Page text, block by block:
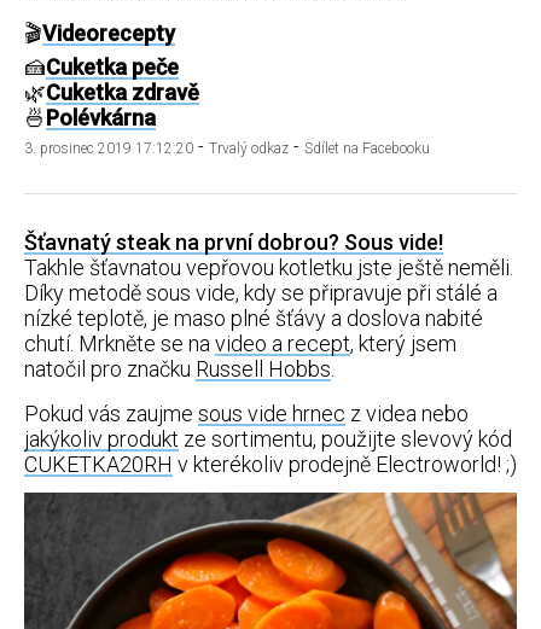
🎬Videorecepty
🍰Cuketka peče
🌿Cuketka zdravě
🍜Polévkárna
3. prosinec 2019 17:12:20 - Trvalý odkaz - Sdílet na Facebooku
Šťavnatý steak na první dobrou? Sous vide!
Takhle šťavnatou vepřovou kotletku jste ještě neměli.
Díky metodě sous vide, kdy se připravuje při stálé a
nízké teplotě, je maso plné šťávy a doslova nabité
chutí. Mrkněte se na video a recept, který jsem
natočil pro značku Russell Hobbs
Pokud vás zaujme sous vide hrnec z videa nebo
jakýkoliv produkt ze sortimentu, použijte slevový kód
CUKETKA20RH v kterékoliv prodejně Electroworld! ;)